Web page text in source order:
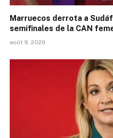
Marruecos derrota a
semifinales de la CAN
août 9, 2026